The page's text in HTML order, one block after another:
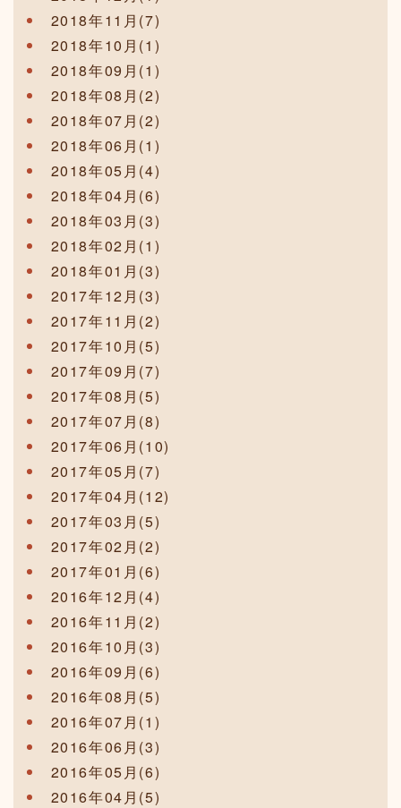
2018年11月(7)
2018年10月(1)
2018年09月(1)
2018年08月(2)
2018年07月(2)
2018年06月(1)
2018年05月(4)
2018年04月(6)
2018年03月(3)
2018年02月(1)
2018年01月(3)
2017年12月(3)
2017年11月(2)
2017年10月(5)
2017年09月(7)
2017年08月(5)
2017年07月(8)
2017年06月(10)
2017年05月(7)
2017年04月(12)
2017年03月(5)
2017年02月(2)
2017年01月(6)
2016年12月(4)
2016年11月(2)
2016年10月(3)
2016年09月(6)
2016年08月(5)
2016年07月(1)
2016年06月(3)
2016年05月(6)
2016年04月(5)